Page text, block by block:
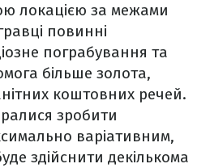
локацією за межами
повинні
пограбування та
більше золота,
коштовних речей.
зробити
варіативним,
здійснити декількома